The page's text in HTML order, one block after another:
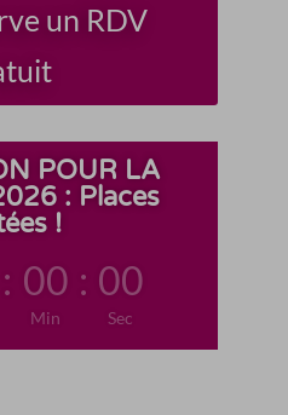
un RDV
POUR LA
: Places
!
: 00
Min
: 00
Sec